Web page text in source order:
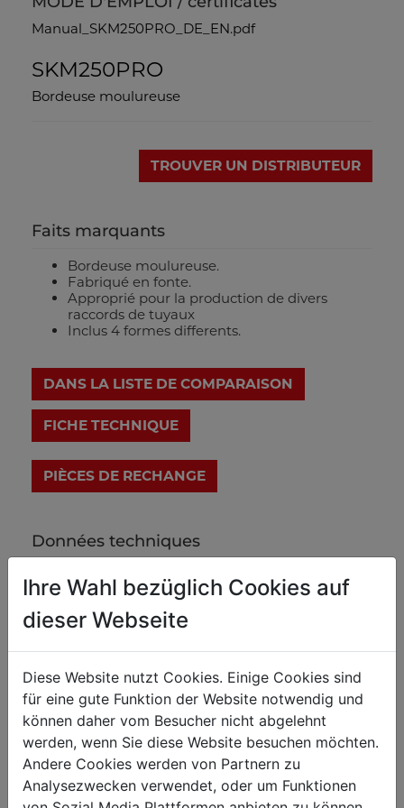
Manual_SKM250PRO_DE_EN.pdf
SKM250PRO
Bordeuse moulureuse
TROUVER UN DISTRIBUTEUR
Faits marquants
Bordeuse moulureuse.
Fabriqué en fonte.
Approprié pour la production de divers
raccords de tuyaux
Inclus 4 formes differents.
DANS LA LISTE DE COMPARAISON
FICHE TECHNIQUE
Données techniques
TRAVAIL DU MÉTAL
Épaisseur max
Longueur cylindre mm
140
Poids
Poids net kg
48
Ihre Wahl bezüglich Cookies auf
dieser Webseite
Diese Website nutzt Cookies. Einige Cookies sind
für eine gute Funktion der Website notwendig und
können daher vom Besucher nicht abgelehnt
werden, wenn Sie diese Website besuchen möchten.
Andere Cookies werden von Partnern zu
Analysezwecken verwendet, oder um Funktionen